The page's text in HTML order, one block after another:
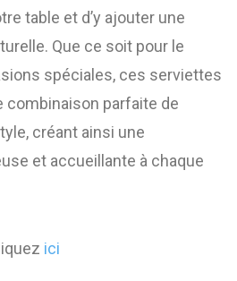
table et d’y ajouter une
Que ce soit pour le
spéciales, ces serviettes
combinaison parfaite de
créant ainsi une
et accueillante à chaque
ici